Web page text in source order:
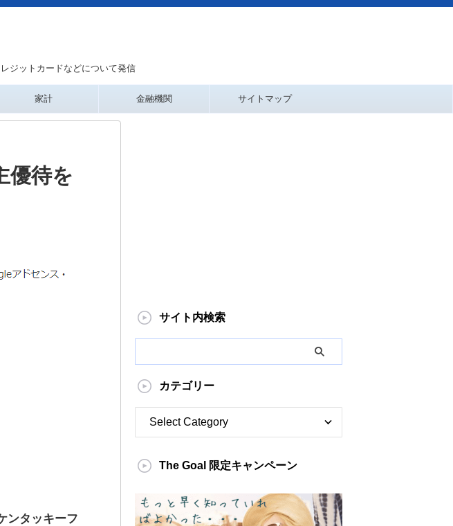
ジットカードなどについて発信
家計 金融機関 サイトマップ
優待を
ンタッキーフ
サイト内検索
カテゴリー
The Goal 限定キャンペーン